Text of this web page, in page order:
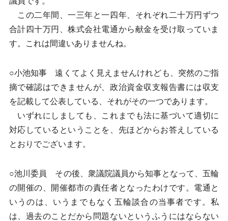
この二年間、一三年と一四年、それぞれ二十万円ずつ
合計四十万円、株式会社電通から献金を受け取っていま
す。これは間違いありませんね。
○小池知事 遠くてよく見えませんけれども、突然のご指
摘で確認はできませんが、政治資金収支報告書には収支
を記載して公表している、それがその一つであります。
いずれにしましても、これまでも法に基づいて適切に
対応しているということを、先ほどからお答えしている
とおりでございます。
○池川委員 その後、衆議院議員から知事となって、五輪
の開催の、開催都市の責任者となったわけです。電通と
いうのは、いうまでもなく五輪談合の当事者です。私
は、過去のことだから問題ないというふうにはならない